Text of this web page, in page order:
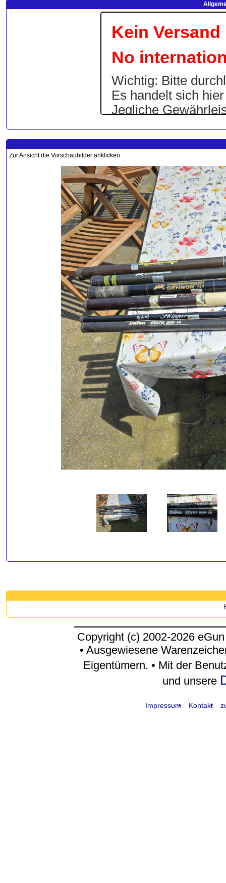
Zur Ansicht die Vorschaubilder anklicken
Copyright (c) 2002-2026
• Ausgewiesene
Eigentümern. • Mit der
und unsere
Impressum Kontakt